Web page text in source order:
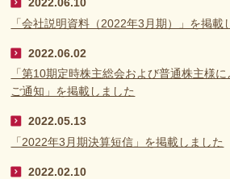
2022.06.10
「会社説明資料（2022年3月期）」を掲載
2022.06.02
「第10期定時株主総会および普通株主様
ご通知」を掲載しました
2022.05.13
「2022年3月期決算短信」を掲載しました
2022.02.10